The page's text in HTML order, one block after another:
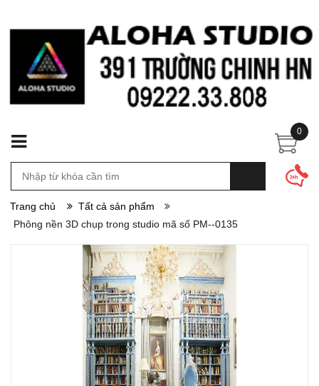
0
Trang chủ
Tất cả sản phẩm
Phông nền 3D chụp trong studio mã số PM--0135